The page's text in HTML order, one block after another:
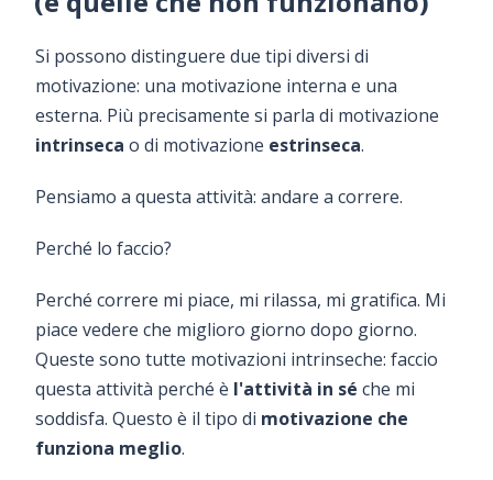
Si possono distinguere due tipi diversi di
motivazione: una motivazione interna e una
esterna. Più precisamente si parla di motivazione
intrinseca o di motivazione estrinseca.
Pensiamo a questa attività: andare a correre.
Perché lo faccio?
Perché correre mi piace, mi rilassa, mi gratifica. Mi
piace vedere che miglioro giorno dopo giorno.
Queste sono tutte motivazioni intrinseche: faccio
questa attività perché è l'attività in sé che mi
soddisfa. Questo è il tipo di motivazione che
funziona meglio.